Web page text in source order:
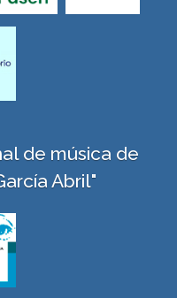
de música de
Abril"